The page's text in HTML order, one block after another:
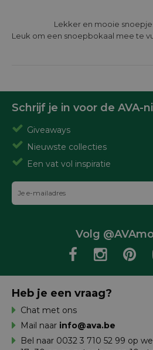
Leuk om een snoepbokaal mee te
Schrijf je in voor de AVA-
Giveaways
Nieuwste collecties
Een vat vol inspiratie
Volg
Heb je een vraag?
Chat met ons
Mail naar info@ava.be
Bel naar 0032 3 710 52 99 op